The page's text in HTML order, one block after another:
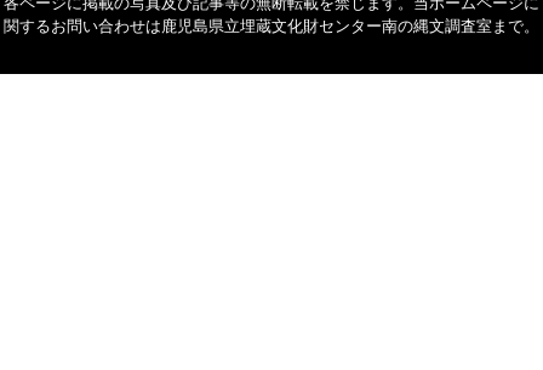
関するお問い合わせは鹿児島県立埋蔵文化財センター南の縄文調査室まで。